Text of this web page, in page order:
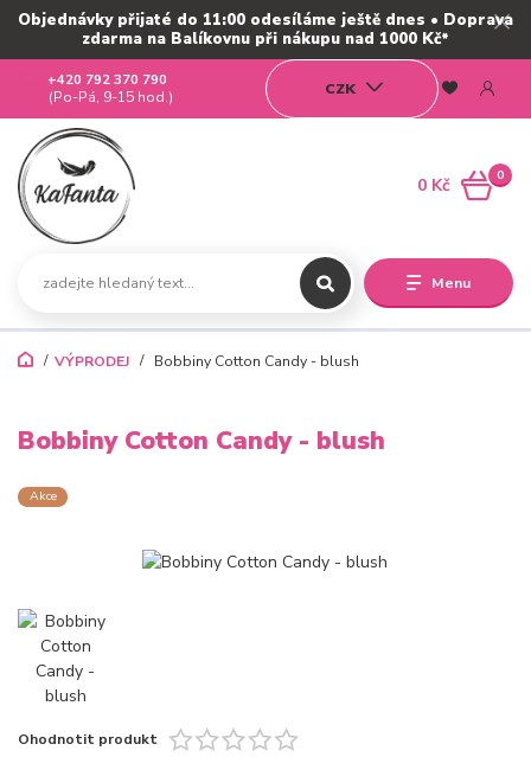
Objednávky přijaté do 11:00 odesíláme ještě dnes • Doprava
zdarma na Balíkovnu při nákupu nad 1000 Kč*
Menu
CZK
+420 792 370 790
(Po-Pá, 9-15 hod.)
0
0 Kč
VÝPRODEJ Bobbiny Cotton Candy - blush
Bobbiny Cotton Candy - blush
Akce
Ohodnotit produkt